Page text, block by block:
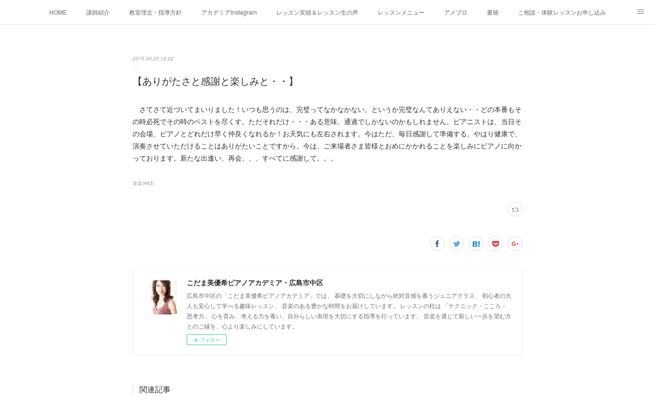
HOME 講師紹介 教室理念・指導方針 アカデミアInstagram レッスン実績＆レッスン生の声 レッスンメニュー アメブロ 書籍 ご相談・体験レッスンお申し込み
2015.09.25 12:22
【ありがたさと感謝と楽しみと・・】
さてさて近づいてまいりました！いつも思うのは、完璧ってなかなかない。というか完璧なんてありえない・・どの本番もそ
の時必死でその時のベストを尽くす。ただそれだけ・・・ある意味、通過でしかないのかもしれません。ピアニストは、当日そ
の会場、ピアノとどれだけ早く仲良くなれるか！お天気にも左右されます。今はただ、毎日感謝して準備する。やはり健康で、
演奏させていただけることはありがたいことですから。今は、ご来場者さま皆様とおめにかかれることを楽しみにピアノに向か
っております。新たな出逢い、再会、、、すべてに感謝して。。。
音楽(463)
こだま美優希ピアノアカデミア・広島市中区
広島市中区の「こだま美優希ピアノアカデミア」では、 基礎を大切にしながら絶対音感を養うジュニアクラス、 初心者の大
人も安心して学べる趣味レッスン、 音楽のある豊かな時間をお届けしています。 レッスンの柱は 「テクニック・こころ・
思考力」 心を育み、考える力を養い、自分らしい表現を大切にする指導を行っています。 音楽を通じて新しい一歩を望む方
とのご縁を、心より楽しみにしています。
フォロー
関連記事